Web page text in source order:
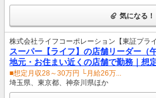
気になる！
株式会社ライフコーポレーション【東証プライ
スーパー【ライフ】の店舗リーダー（
地元・お住まい近くの店舗で勤務｜想
■想定月収28～30万円 └月給26万...
埼玉県、東京都、神奈川県ほか